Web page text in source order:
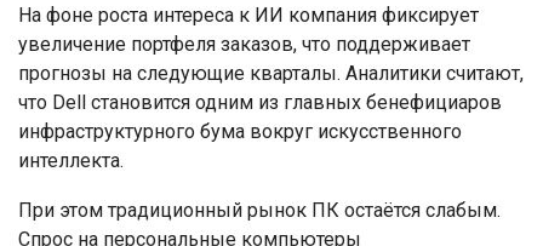
На фоне роста интереса к ИИ компания фиксирует
увеличение портфеля заказов, что поддерживает
прогнозы на следующие кварталы. Аналитики считают,
что Dell становится одним из главных бенефициаров
инфраструктурного бума вокруг искусственного
интеллекта.
При этом традиционный рынок ПК остаётся слабым.
Спрос на персональные компьютеры